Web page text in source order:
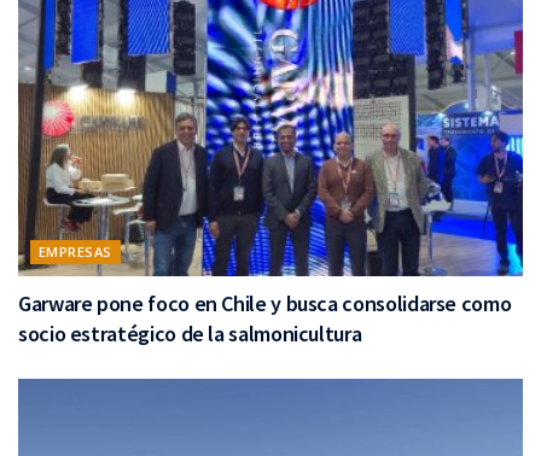
EMPRESAS
Garware pone foco en Chile y busca consolidarse como
socio estratégico de la salmonicultura